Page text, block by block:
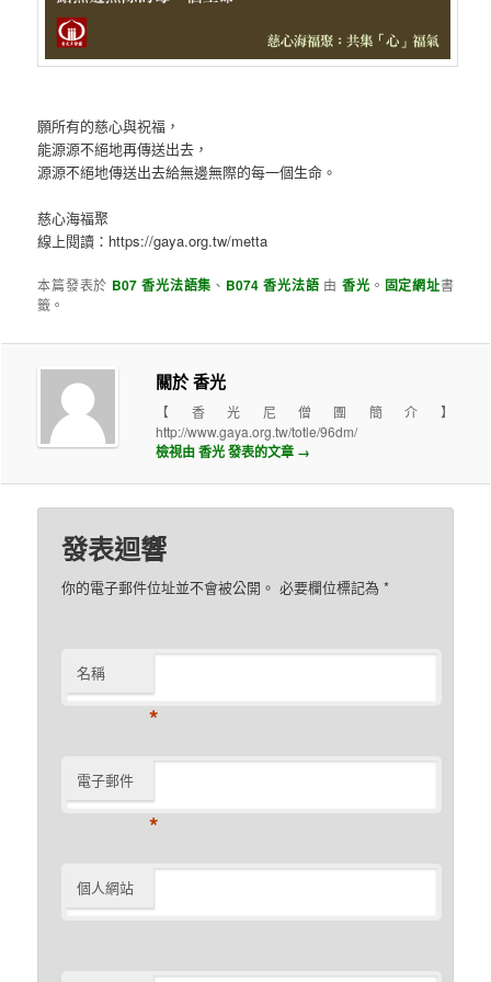
願所有的慈心與祝福，
能源源不絕地再傳送出去，
源源不絕地傳送出去給無邊無際的每一個生命。
慈心海福聚
線上閱讀：https://gaya.org.tw/metta
本篇發表於 B07 香光法語集 、 B074 香光法語 由 香光 。 固定網址書
籤。
關於 香光
【香光尼僧團簡介】
http://www.gaya.org.tw/totle/96dm/
檢視由 香光 發表的文章 →
發表迴響
你的電子郵件位址並不會被公開。 必要欄位標記為*
名稱
*
電子郵件
*
個人網站